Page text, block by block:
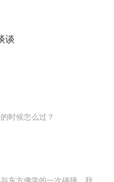
谈
时候怎么过？